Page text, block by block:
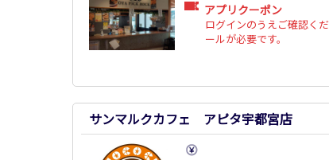
アプリクーポン
ログインのうえご確認く
ールが必要です。
サンマルクカフェ アピタ宇都宮店